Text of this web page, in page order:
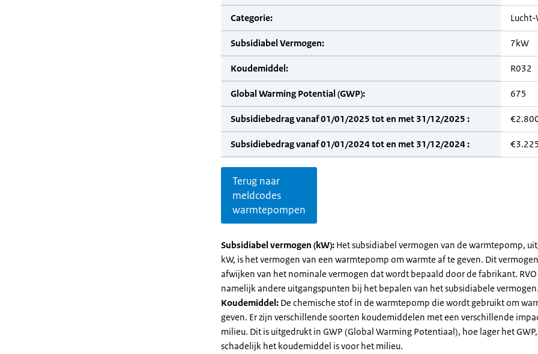
Categorie: Lucht-
Subsidiabel Vermogen: 7kW
Koudemiddel: R032
Global Warming Potential (GWP): 675
Subsidiebedrag vanaf 01/01/2025 tot en met 31/12/2025 :
Subsidiebedrag vanaf 01/01/2024 tot en met 31/12/2024 :
Terug naar
meldcodes
warmtepompen
Subsidiabel vermogen (kW): Het subsidiabel vermogen van de warmtepomp,
kW, is het vermogen van een warmtepomp om warmte af te geven. Dit
afwijken van het nominale vermogen dat wordt bepaald door de fabrikant.
namelijk andere uitgangspunten bij het bepalen van het subsidiabele vermogen.
Koudemiddel: De chemische stof in de warmtepomp die wordt gebruikt om
geven. Er zijn verschillende soorten koudemiddelen met een verschillende
milieu. Dit is uitgedrukt in GWP (Global Warming Potentiaal), hoe lager het
schadelijk het koudemiddel is voor het milieu.